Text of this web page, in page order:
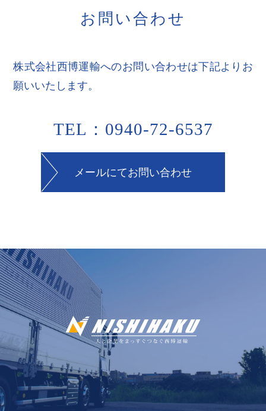
お 問 い合わせ
株式会社西博運輸へのお問い合わせは下記よりお
願いいたします。
TEL：0940-72-6537
メールにてお問い合わせ